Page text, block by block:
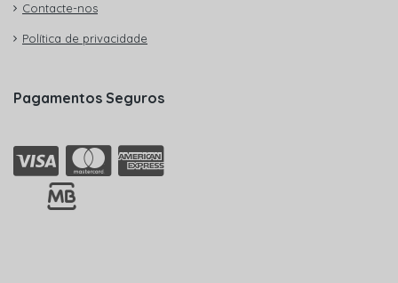
Contacte-nos
Política de privacidade
Pagamentos Seguros